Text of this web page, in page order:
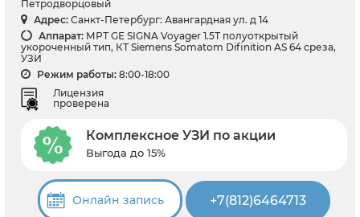
Петродворцовый
Адрес: Санкт-Петербург: Авангардная ул. д 14
Аппарат: МРТ GЕ SIGNA Voyager 1.5Т полуоткрытый
укороченный тип, КТ Siemens Somatom Difinition AS 64 среза,
УЗИ
Режим работы: 8:00-18:00
Лицензия
проверена
Комплексное УЗИ по акции
Выгода до 15%
Онлайн запись +7(812)6464713